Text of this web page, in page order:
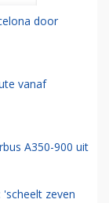
door
vanaf
A350-900 uit
zeven